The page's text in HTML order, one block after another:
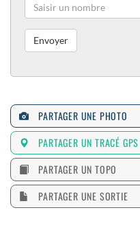
PARTAGER UNE PHOTO
PARTAGER UN TRACÉ GPS
PARTAGER UN TOPO
PARTAGER UNE SORTIE